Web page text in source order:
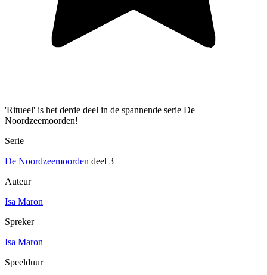
'Ritueel' is het derde deel in de spannende serie De
Noordzeemoorden!
Serie
De Noordzeemoorden deel 3
Auteur
Isa Maron
Spreker
Isa Maron
Speelduur